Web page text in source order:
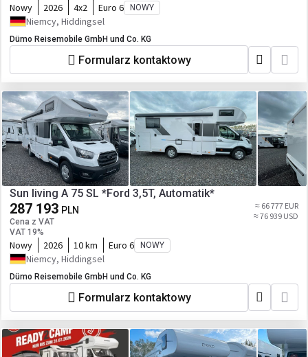
Nowy 2026 4x2 Euro 6 NOWY
Niemcy, Hiddingsel
Dümo Reisemobile GmbH und Co. KG
Formularz kontaktowy
Sun living A 75 SL *Ford 3,5T, Automatik*
287 193 PLN
Cena z VAT
VAT 19%
≈ 66 777 EUR
≈ 76 939 USD
Nowy 2026 10 km Euro 6 NOWY
Niemcy, Hiddingsel
Dümo Reisemobile GmbH und Co. KG
Formularz kontaktowy